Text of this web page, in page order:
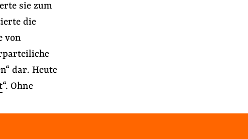
sie zum
die
von
dar. Heute
“. Ohne